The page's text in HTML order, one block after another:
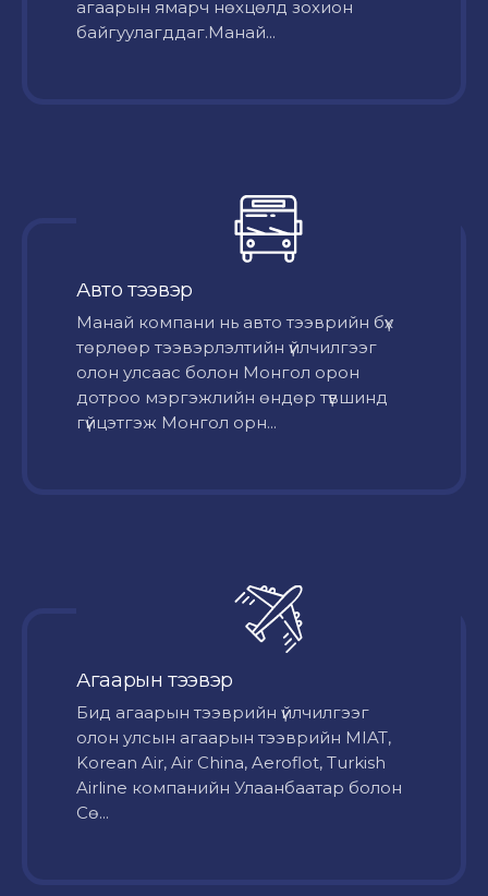
агаарын ямарч нөхцөлд зохион
байгуулагддаг.Манай...
Авто тээвэр
Mанай компани нь авто тээврийн бүх
төрлөөр тээвэрлэлтийн үйлчилгээг
олон улсаас болон Монгол орон
дотроо мэргэжлийн өндөр түвшинд
гүйцэтгэж Монгол орн...
Агаарын тээвэр
Бид агаарын тээврийн үйлчилгээг
олон улсын агаарын тээврийн MIAT,
Korean Air, Air China, Aeroflot, Turkish
Airline компанийн Улаанбаатар болон
Сө...